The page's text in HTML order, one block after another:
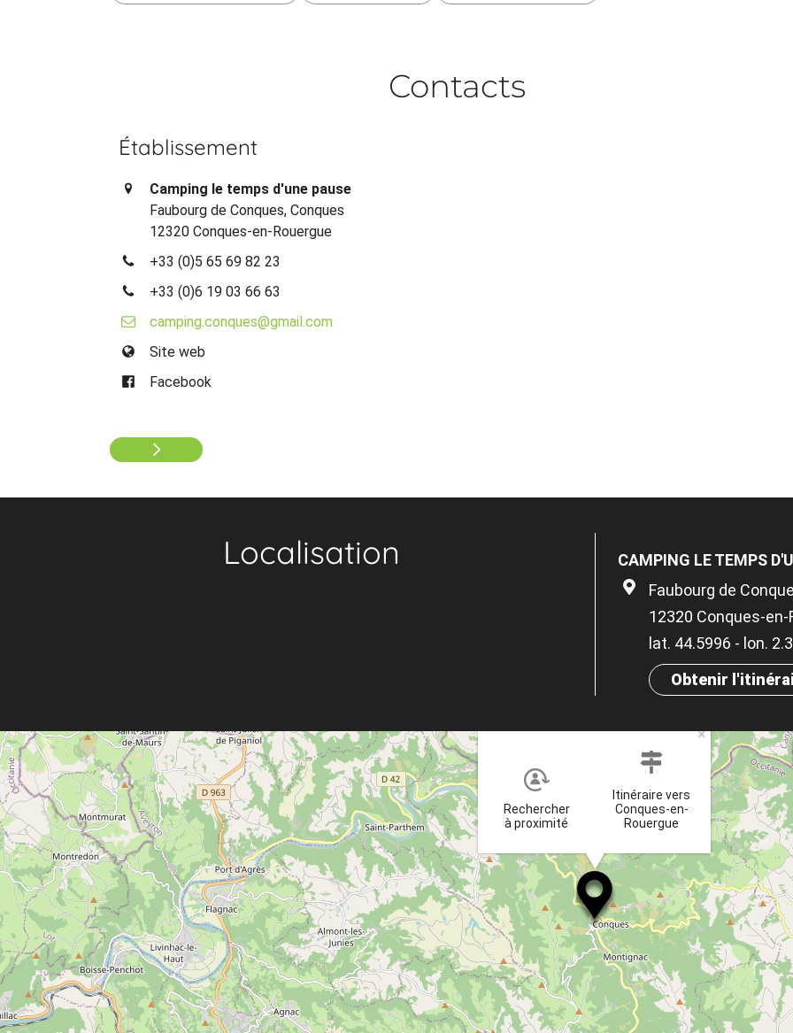
Contacts
Établissement
Camping le temps d'une pause
Faubourg de Conques, Conques
12320 Conques-en-Rouergue
+33 (0)5 65 69 82 23
+33 (0)6 19 03 66 63
camping.conques@gmail.com
Site web
Facebook
Localisation
CAMPING LE TEMPS
Faubourg de
12320 Conques-en-
lat. 44.5996 - lon.
Obtenir
Rechercher
à proximité
Itinéraire vers
Conques-en-
Rouergue
×